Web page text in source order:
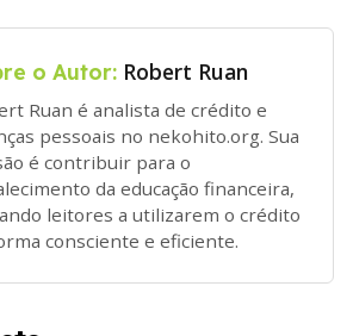
o Autor: Robert Ruan
Ruan é analista de crédito e
pessoais no nekohito.org. Sua
é contribuir para o
da educação financeira,
leitores a utilizarem o crédito
consciente e eficiente.